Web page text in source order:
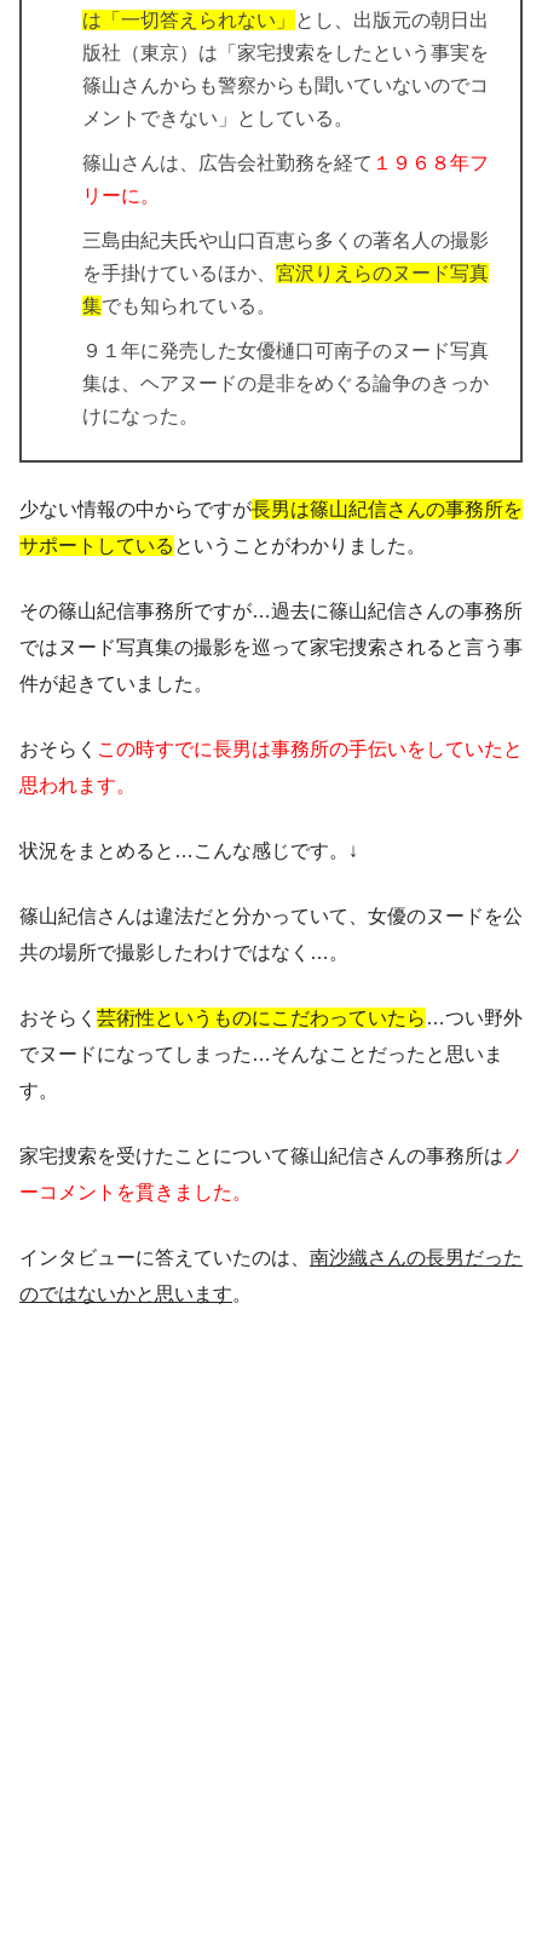
は「一切答えられない」
とし、出版元の朝日出
版社（東京）は「家宅捜索をしたという事実を
篠山さんからも警察からも聞いていないのでコ
メントできない」としている。
篠山さんは、広告会社勤務を経て １９６８年フ
リーに。
三島由紀夫氏や山口百恵ら多くの著名人の撮影
を手掛けているほか、 宮沢りえらのヌード写真
集でも知られている。
９１年に発売した女優樋口可南子のヌード写真
集は、ヘアヌードの是非をめぐる論争のきっか
けになった。
少ない情報の中からですが長男は篠山紀信さんの事務所を
サポートしている ということがわかりました。
その篠山紀信事務所ですが…過去に篠山紀信さんの事務所
ではヌード写真集の撮影を巡って家宅捜索されると言う事
件が起きていました。
おそらく この時すでに長男は事務所の手伝いをしていたと
思われます。
状況をまとめると…こんな感じです。↓
篠山紀信さんは違法だと分かっていて、女優のヌードを公
共の場所で撮影したわけではなく…。
おそらく 芸術性というものにこだわっていたら …つい野外
でヌードになってしまった…そんなことだったと思いま
す。
家宅捜索を受けたことについて篠山紀信さんの事務所は ノ
ーコメントを貫きました。
インタビューに答えていたのは、 南沙織さんの長男だった
のではないかと思います。